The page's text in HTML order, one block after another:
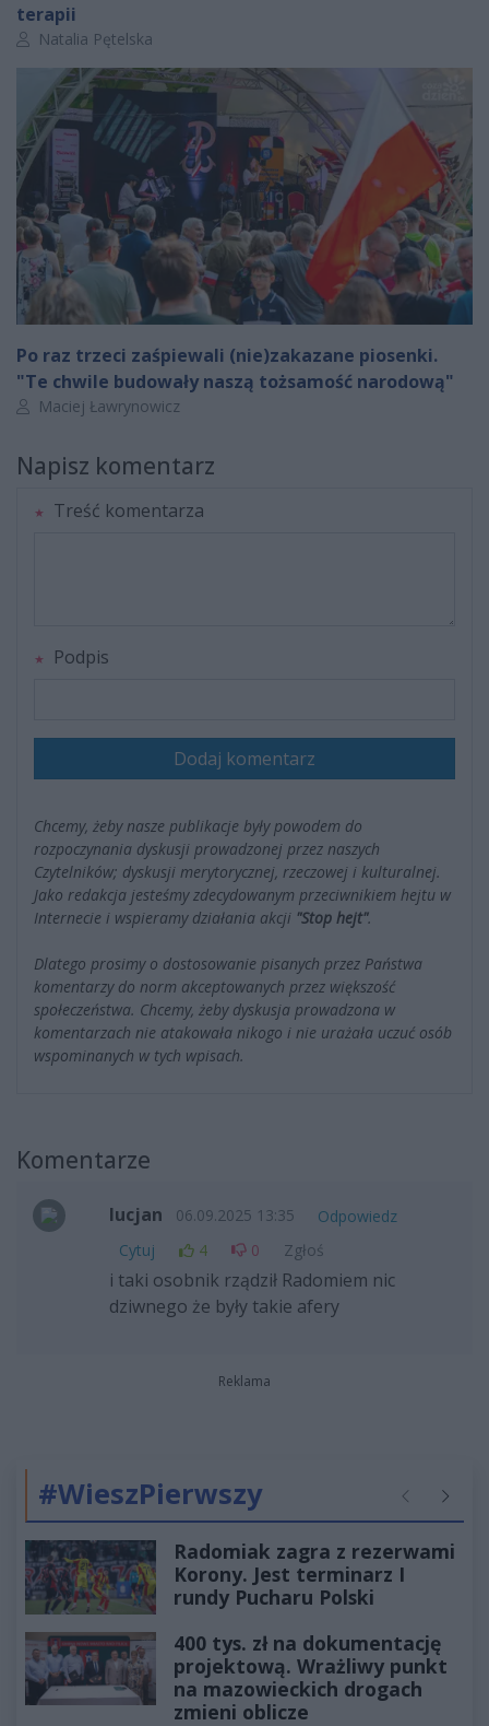
terapii
Autor artykułu:
Natalia Pętelska
Po raz trzeci zaśpiewali (nie)zakazane piosenki.
"Te chwile budowały naszą tożsamość narodową"
Autor artykułu:
Maciej Ławrynowicz
Napisz komentarz
Treść komentarza
Podpis
Dodaj komentarz
Chcemy, żeby nasze publikacje były powodem do
rozpoczynania dyskusji prowadzonej przez naszych
Czytelników; dyskusji merytorycznej, rzeczowej i kulturalnej.
Jako redakcja jesteśmy zdecydowanym przeciwnikiem hejtu w
Internecie i wspieramy działania akcji "Stop hejt".
Dlatego prosimy o dostosowanie pisanych przez Państwa
komentarzy do norm akceptowanych przez większość
społeczeństwa. Chcemy, żeby dyskusja prowadzona w
komentarzach nie atakowała nikogo i nie urażała uczuć osób
wspominanych w tych wpisach.
Komentarze
lucjan 06.09.2025 13:35
Odpowiedz
Cytuj
4 0 Zgłoś
i taki osobnik rządził Radomiem nic
dziwnego że były takie afery
Reklama
#WieszPierwszy Poprzednie
Radomiak zagra z rezerwami
Korony. Jest terminarz I
rundy Pucharu Polski
400 tys. zł na dokumentację
projektową. Wrażliwy punkt
na mazowieckich drogach
zmieni oblicze